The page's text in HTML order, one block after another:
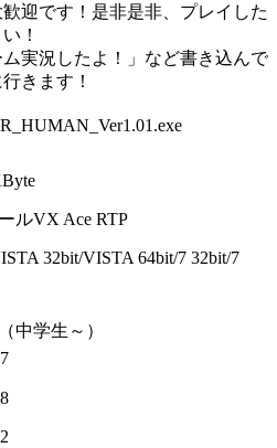
迎です！是非是非、プレイした
！
実況したよ！」など書き込んで
きます！
ルVX Ace RTP
32bit/VISTA 64bit/7 32bit/7
中学生～）